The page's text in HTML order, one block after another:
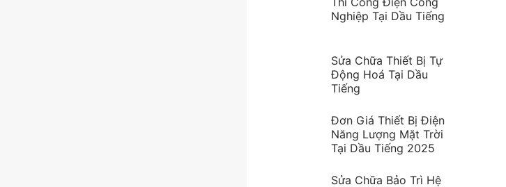
Nghiệp Tại Dầu Tiếng
Sửa Chữa Thiết Bị Tự
Động Hoá Tại Dầu
Tiếng
Đơn Giá Thiết Bị Điện
Năng Lượng Mặt Trời
Tại Dầu Tiếng 2025
Sửa Chữa Bảo Trì Hệ